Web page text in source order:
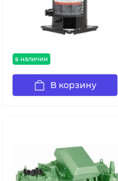
в наличии
В корзину